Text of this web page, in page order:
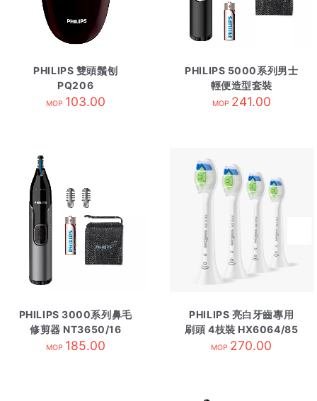
PHILIPS 雙頭鬚刨
PQ206
MOP 103.00
PHILIPS 5000系列男士
輕便造型套裝
NT5650/16
MOP 241.00
PHILIPS 3000系列鼻毛
修剪器 NT3650/16
MOP 185.00
PHILIPS 亮白牙齒專用
刷頭 4枝裝 HX6064/85
白
MOP 270.00